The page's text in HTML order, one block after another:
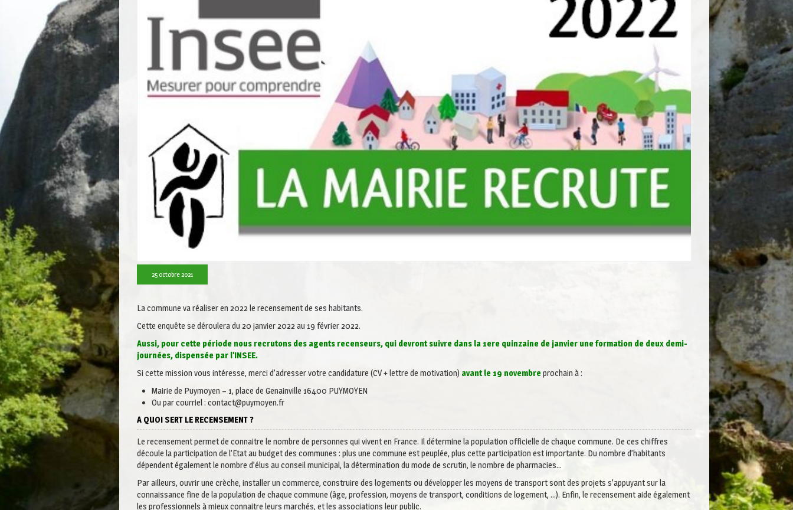
25 octobre 2021
La commune va réaliser en 2022 le recensement de ses habitants.
Cette enquête se déroulera du 20 janvier 2022 au 19 février 2022.
Aussi, pour cette période nous recrutons des agents recenseurs, qui devront suivre dans la 1ere quinzaine de janvier une formation de deux demi-
journées, dispensée par l’INSEE.
Si cette mission vous intéresse, merci d’adresser votre candidature (CV + lettre de motivation) avant le 19 novembreprochain à :
Mairie de Puymoyen – 1, place de Genainville 16400 PUYMOYEN
Ou par courriel : contact@puymoyen.fr
A QUOI SERT LE RECENSEMENT ?
Le recensement permet de connaitre le nombre de personnes qui vivent en France. Il détermine la population officielle de chaque commune. De ces chiffres
découle la participation de l’Etat au budget des communes : plus une commune est peuplée, plus cette participation est importante. Du nombre d’habitants
dépendent également le nombre d’élus au conseil municipal, la détermination du mode de scrutin, le nombre de pharmacies…
Par ailleurs, ouvrir une crèche, installer un commerce, construire des logements ou développer les moyens de transport sont des projets s’appuyant sur la
connaissance fine de la population de chaque commune (âge, profession, moyens de transport, conditions de logement, …). Enfin, le recensement aide également
les professionnels à mieux connaitre leurs marchés, et les associations leur public.